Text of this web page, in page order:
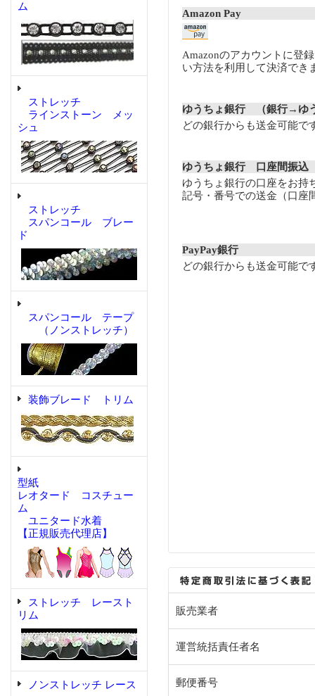
ム
ストレッチ
ラインストーン メッ
シュ
ストレッチ
スパンコール ブレー
ド
スパンコール テープ
（ノンストレッチ）
装飾ブレード トリム
型紙
レオタード コスチュー
ム
ユニタード水着
【正規販売代理店】
ストレッチ レースト
リム
ノンストレッチ レース
Amazon Pay
Amazonのアカウントに登
い方法を利用して決済でき
ゆうちょ銀行 （銀行→ゆ
どの銀行からも送金可能で
ゆうちょ銀行 口座間振込
ゆうちょ銀行の口座をお持
記号・番号での送金（口座
PayPay銀行
どの銀行からも送金可能で
販売業者
運営統括責任者名
郵便番号